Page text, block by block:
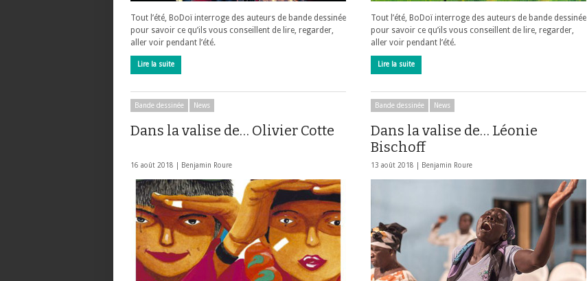
Tout l’été, BoDoï interroge des auteurs de bande dessinée
pour savoir ce qu’ils vous conseillent de lire, regarder,
aller voir pendant l’été.
Lire la suite
Tout l’été, BoDoï interroge des auteurs de bande dessinée
pour savoir ce qu’ils vous conseillent de lire, regarder,
aller voir pendant l’été.
Lire la suite
Bande dessinée News
Dans la valise de… Olivier Cotte
16 août 2018 | Benjamin Roure
Bande dessinée News
Dans la valise de… Léonie
Bischoff
13 août 2018 | Benjamin Roure